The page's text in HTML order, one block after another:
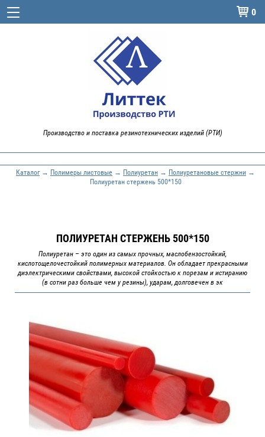
 0
Производство и поставка резинотехнических изделий (РТИ)
Каталог→ Полимеры листовые → Полиуретан → Полиуретановые стержни →
Полиуретан стержень 500*150
ПОЛИУРЕТАН СТЕРЖЕНЬ 500*150
Полиуретан – это один из самых прочных, маслобензостойкий,
кислотощелочестойкий полимерных материалов. Он обладает прекрасными
диэлектрическими свойствами, высокой стойкостью к порезам и истиранию
(в сотни раз больше чем у резины), ударам, долговечен в эк